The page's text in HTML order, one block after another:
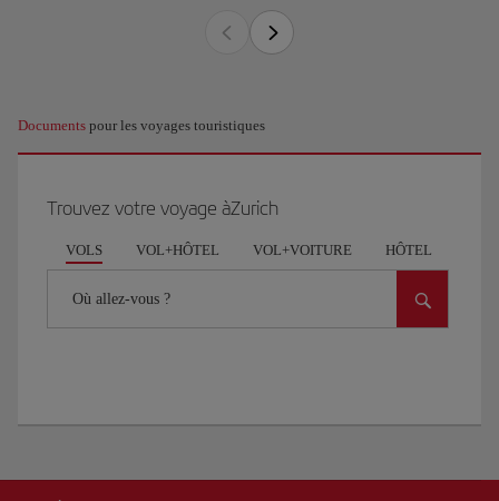
Documents pour les voyages touristiques
Trouvez votre voyage àZurich
VOLS VOL+HÔTEL VOL+VOITURE HÔTEL
Où allez-vous ?